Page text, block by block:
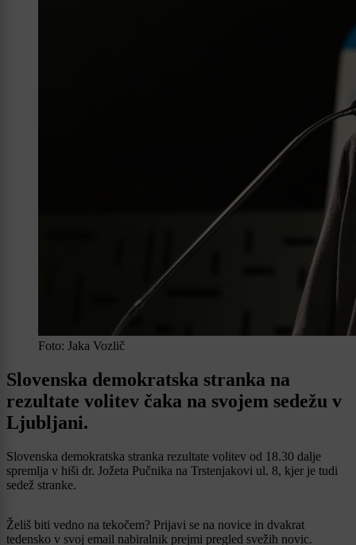
Foto: Jaka Vozlič
Slovenska demokratska stranka na
rezultate volitev čaka na svojem sedežu v
Ljubljani.
Slovenska demokratska stranka rezultate volitev od 18.30 dalje
spremlja v hiši dr. Jožeta Pučnika na Trstenjakovi ul. 8, kjer je tudi
sedež stranke.
Želiš biti vedno na tekočem? Prijavi se na novice in dvakrat
tedensko v svoj email nabiralnik prejmi pregled svežih novic.